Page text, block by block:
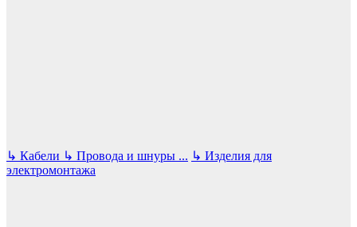
↳ Кабели ↳ Провода и шнуры ... ↳ Изделия для
электромонтажа